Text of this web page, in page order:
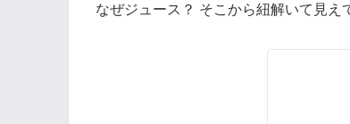
なぜジュース？ そこから紐解いて見え